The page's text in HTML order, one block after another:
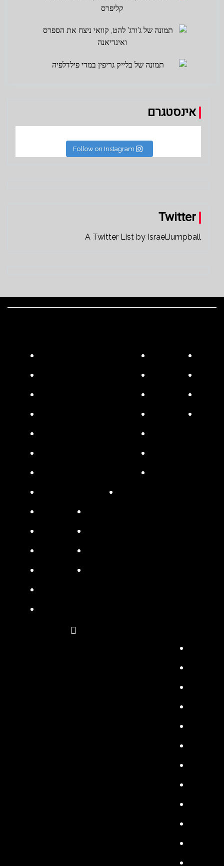
אינסטגרם
Follow on Instagram
Twitter
A Twitter List by IsraelJumpball